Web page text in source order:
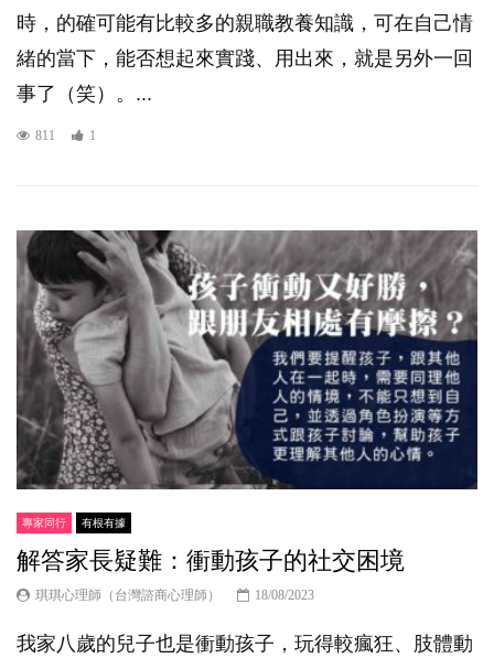
時，的確可能有比較多的親職教養知識，可在自己情
緒的當下，能否想起來實踐、用出來，就是另外一回
事了（笑）。...
811 1
專家同行 有根有據
解答家長疑難：衝動孩子的社交困境
琪琪心理師（台灣諮商心理師） 18/08/2023
我家八歲的兒子也是衝動孩子，玩得較瘋狂、肢體動